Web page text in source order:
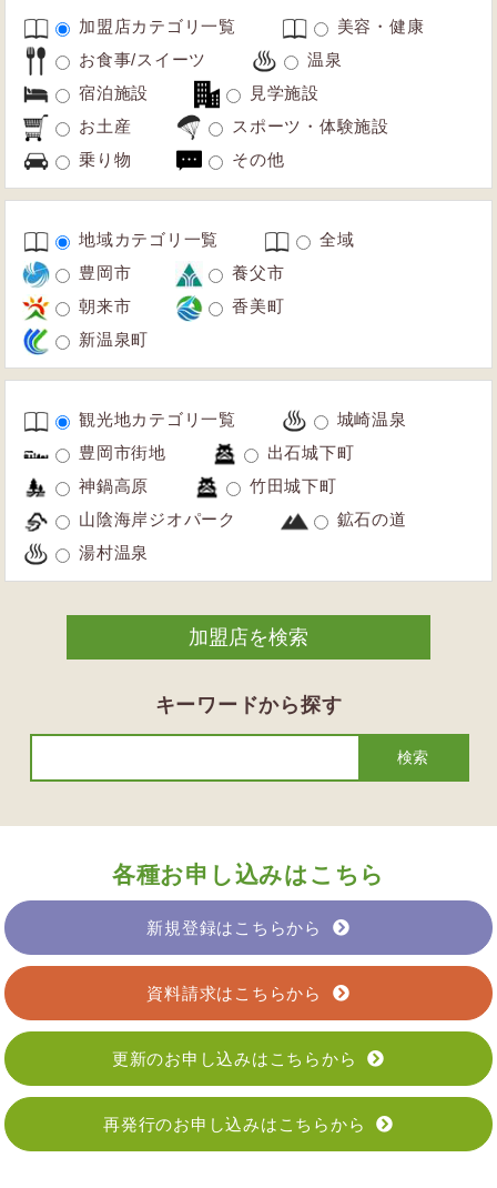
加盟店カテゴリ一覧
美容・健康
お食事/スイーツ
温泉
宿泊施設
見学施設
お土産
スポーツ・体験施設
乗り物
その他
地域カテゴリ一覧
全域
豊岡市
養父市
朝来市
香美町
新温泉町
観光地カテゴリ一覧
城崎温泉
豊岡市街地
出石城下町
神鍋高原
竹田城下町
山陰海岸ジオパーク
鉱石の道
湯村温泉
キーワードから探す
各種お申し込みはこちら
新規登録はこちらから
資料請求はこちらから
更新のお申し込みはこちらから
再発行のお申し込みはこちらから